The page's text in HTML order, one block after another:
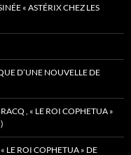
« ASTÉRIX CHEZ LES
D’UNE NOUVELLE DE
, « LE ROI COPHETUA »
LE ROI COPHETUA » DE